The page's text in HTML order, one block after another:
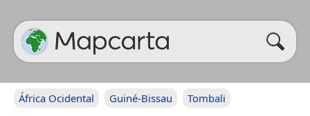
África Ocidental Guiné-Bissau Tombali